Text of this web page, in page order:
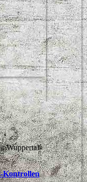
Wuppertal-
Kontrollen